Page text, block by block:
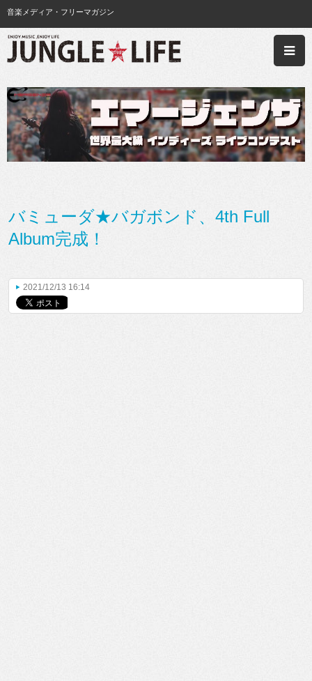
音楽メディア・フリーマガジン
バミューダ★バガボンド、4th Full
Album完成！
2021/12/13 16:14